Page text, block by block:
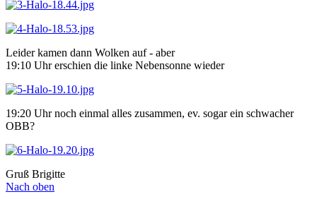
Leider kamen dann Wolken auf - aber
19:10 Uhr erschien die linke Nebensonne wieder
19:20 Uhr noch einmal alles zusammen, ev. sogar ein schwacher
OBB?
Gruß Brigitte
Nach oben